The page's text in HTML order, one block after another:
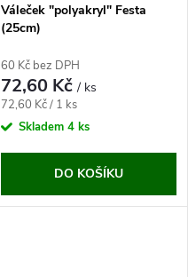
Váleček "polyakryl" Festa
(25cm)
60 Kč bez DPH
72,60 Kč/ ks
Měrná
cena:
72,60 Kč / 1 ks
Skladem 4 ks
DO KOŠÍKU